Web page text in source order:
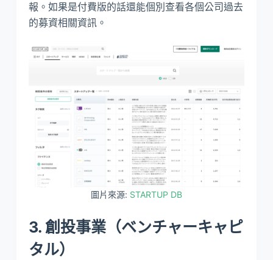
報。如果是付費版的話還能個別查看各個公司過去
的募資相關資訊。
圖片來源: STARTUP DB
3. 創投事業（ベンチャーキャピ
タル）